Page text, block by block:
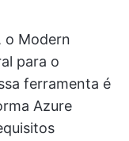
o Modern
para o
ferramenta é
Azure